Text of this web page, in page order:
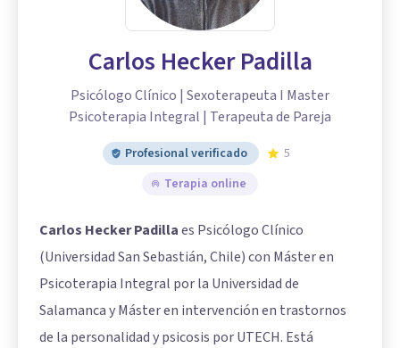
Carlos Hecker Padilla
Psicólogo Clínico | Sexoterapeuta I Master
Psicoterapia Integral | Terapeuta de Pareja
Profesional verificado
5
Terapia online
Carlos Hecker Padillaes Psicólogo Clínico
(Universidad San Sebastián, Chile) con Máster en
Psicoterapia Integral por la Universidad de
Salamanca y Máster en intervención en trastornos
de la personalidad y psicosis por UTECH. Está